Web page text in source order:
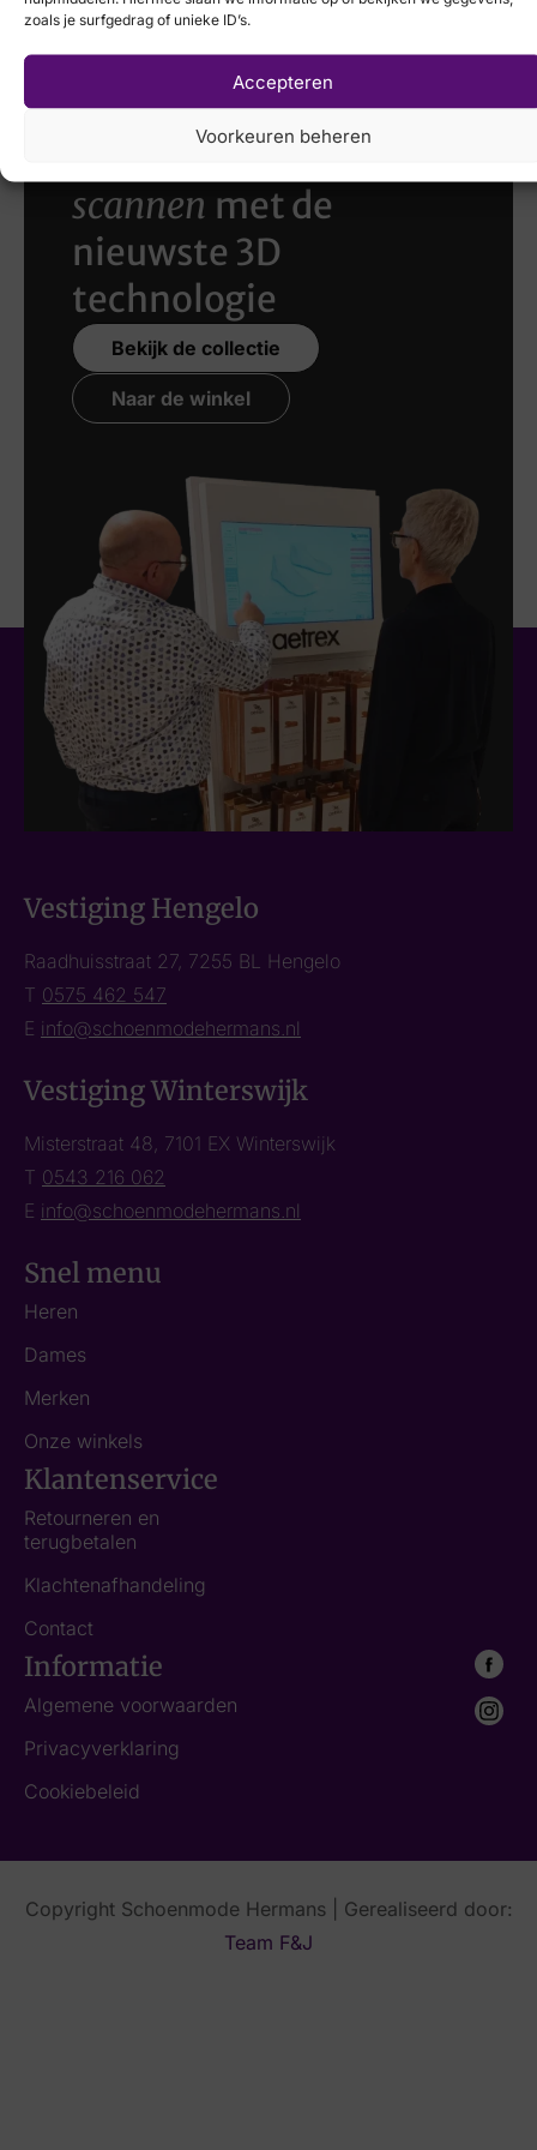
zoals je surfgedrag of unieke ID’s.
Accepteren
Voorkeuren beheren
Laat uw voeten
scannen met de
nieuwste 3D
technologie
Bekijk de collectie
Naar de winkel
Vestiging Hengelo
Raadhuisstraat 27, 7255 BL Hengelo
T 0575 462 547
E info@schoenmodehermans.nl
Vestiging Winterswijk
Misterstraat 48, 7101 EX Winterswijk
T 0543 216 062
E info@schoenmodehermans.nl
Snel menu
Heren
Dames
Merken
Onze winkels
Klantenservice
Retourneren en
terugbetalen
Klachtenafhandeling
Contact
Informatie
Algemene voorwaarden
Privacyverklaring
Cookiebeleid
Copyright Schoenmode Hermans | Gerealiseerd door:
Team F&J